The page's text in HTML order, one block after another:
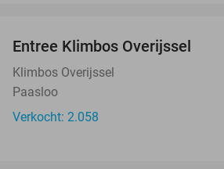
Entree Klimbos Overijssel
Klimbos Overijssel
Paasloo
Verkocht: 2.058